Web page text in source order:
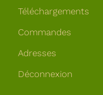
Téléchargements
Commandes
Adresses
Déconnexion